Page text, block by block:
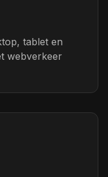
tablet en
webverkeer